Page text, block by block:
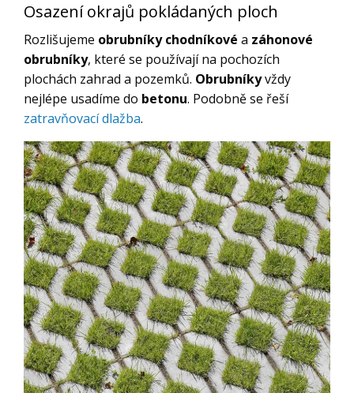
Osazení okrajů pokládaných ploch
Rozlišujeme obrubníky chodníkové a záhonové
obrubníky, které se používají na pochozích
plochách zahrad a pozemků. Obrubníkyvždy
nejlépe usadíme do betonu. Podobně se řeší
zatravňovací dlažba.